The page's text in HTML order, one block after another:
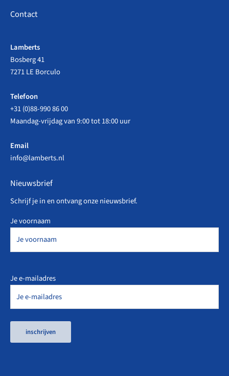
Contact
Lamberts
Bosberg 41
7271 LE Borculo
Telefoon
+31 (0)88-990 86 00
Maandag-vrijdag van 9:00 tot 18:00 uur
Email
info@lamberts.nl
Nieuwsbrief
Schrijf je in en ontvang onze nieuwsbrief.
Je voornaam
Je e-mailadres
inschrijven